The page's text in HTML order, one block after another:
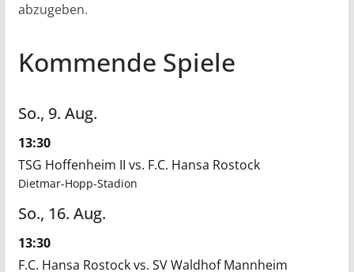
abzugeben.
Kommende Spiele
So., 9. Aug.
13:30
TSG Hoffenheim II vs. F.C. Hansa Rostock
Dietmar-Hopp-Stadion
So., 16. Aug.
13:30
F.C. Hansa Rostock vs. SV Waldhof Mannheim